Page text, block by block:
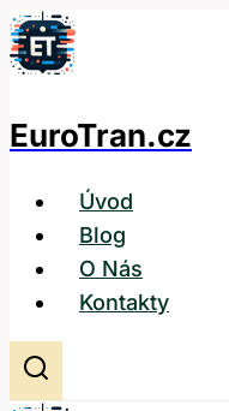
Přeskočit
na
EuroTran.cz
Úvod
Blog
O Nás
Kontakty